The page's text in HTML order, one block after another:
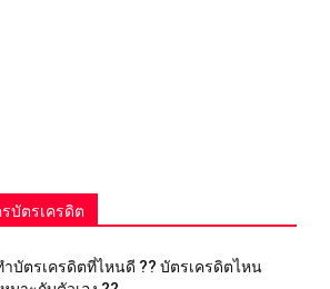
บัตรเครดิต
ำบัตรเครดิตที่ไหนดี ?? บัตรเครดิตไหน